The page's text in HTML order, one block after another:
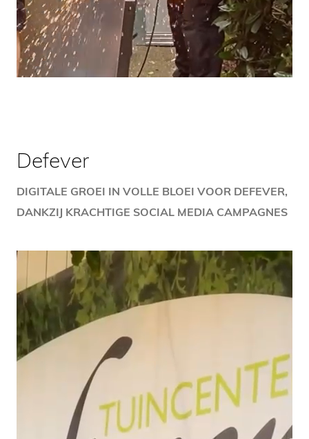
Defever
DIGITALE GROEI IN VOLLE BLOEI VOOR DEFEVER,
DANKZIJ KRACHTIGE SOCIAL MEDIA CAMPAGNES